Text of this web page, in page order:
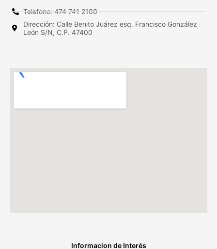
Telefono: 474 741 2100
Dirección: Calle Benito Juárez esq. Francisco González
León S/N, C.P. 47400
Informacion de Interés